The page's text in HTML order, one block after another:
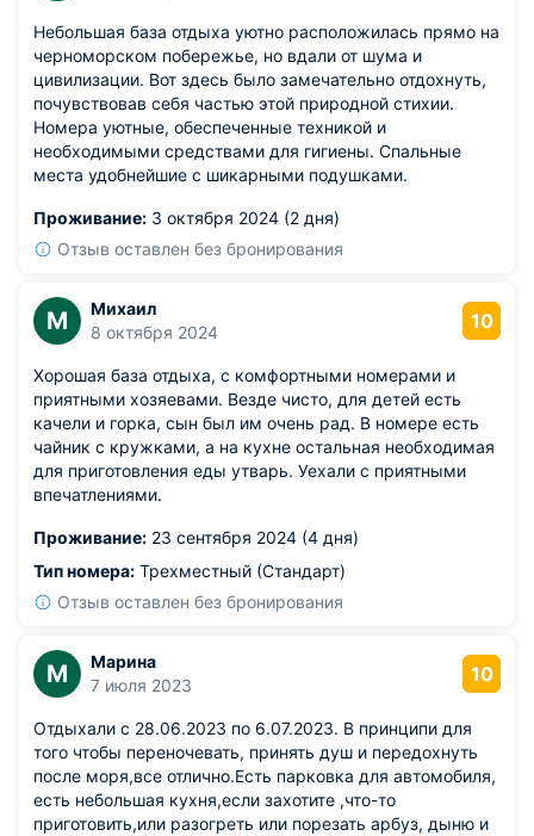
Небольшая база отдыха уютно расположилась прямо на
черноморском побережье, но вдали от шума и
цивилизации. Вот здесь было замечательно отдохнуть,
почувствовав себя частью этой природной стихии.
Номера уютные, обеспеченные техникой и
необходимыми средствами для гигиены. Спальные
места удобнейшие с шикарными подушками.
Проживание: 3 октября 2024 (2 дня)
Отзыв оставлен без бронирования
М
Михаил
8 октября 2024
10
Хорошая база отдыха, с комфортными номерами и
приятными хозяевами. Везде чисто, для детей есть
качели и горка, сын был им очень рад. В номере есть
чайник с кружками, а на кухне остальная необходимая
для приготовления еды утварь. Уехали с приятными
впечатлениями.
Проживание: 23 сентября 2024 (4 дня)
Тип номера: Трехместный (Стандарт)
Отзыв оставлен без бронирования
М
Марина
7 июля 2023
10
Отдыхали с 28.06.2023 по 6.07.2023. В принципи для
того чтобы переночевать, принять душ и передохнуть
после моря,все отлично.Есть парковка для автомобиля,
есть небольшая кухня,если захотите ,что-то
приготовить,или разогреть или порезать арбуз, дыню и